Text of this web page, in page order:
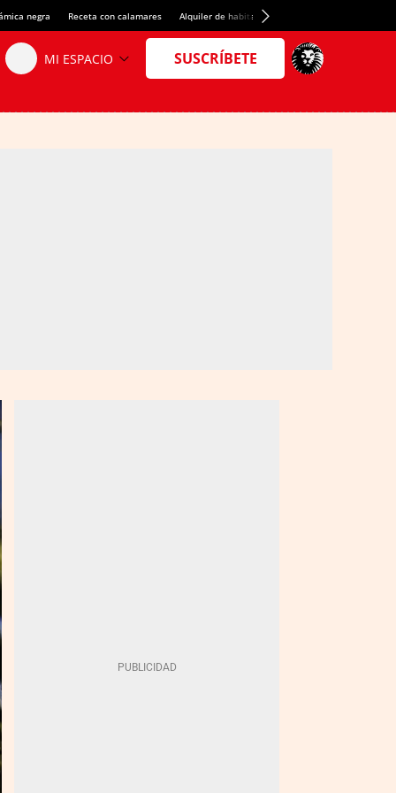
negra Receta con calamares Alquiler de habitaciones en España